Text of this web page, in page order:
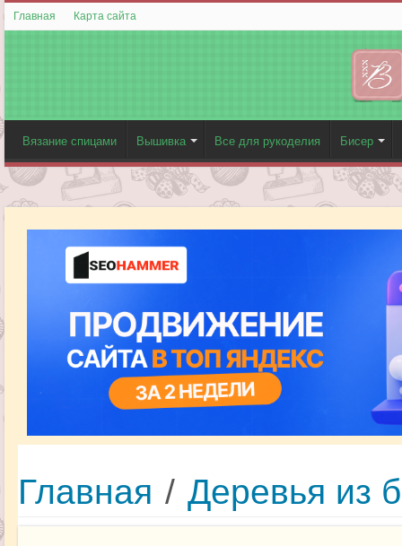
Главная Карта сайта
Вязание спицами Вышивка Все для рукоделия Бисер
Главная / Деревья из